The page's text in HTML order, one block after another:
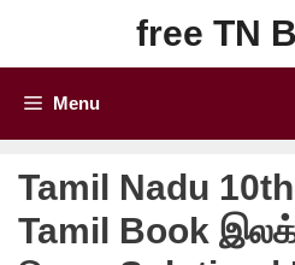
content
free TN
Menu
Tamil Nadu
Tamil Book